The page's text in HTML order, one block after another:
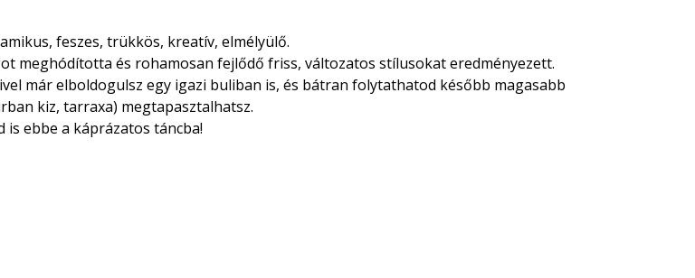
feszes, trükkös, kreatív, elmélyülő.
meghódította és rohamosan fejlődő friss, változatos stílusokat eredményezett.
már elboldogulsz egy igazi buliban is, és bátran folytathatod később magasabb
kiz, tarraxa) megtapasztalhatsz.
ebbe a káprázatos táncba!